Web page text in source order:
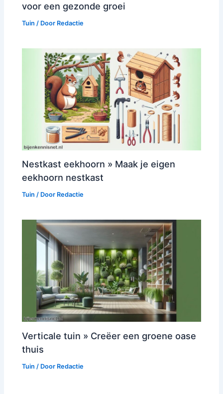
voor een gezonde groei
Tuin / Door Redactie
Nestkast eekhoorn » Maak je eigen
eekhoorn nestkast
Tuin / Door Redactie
Verticale tuin » Creëer een groene oase
thuis
Tuin / Door Redactie